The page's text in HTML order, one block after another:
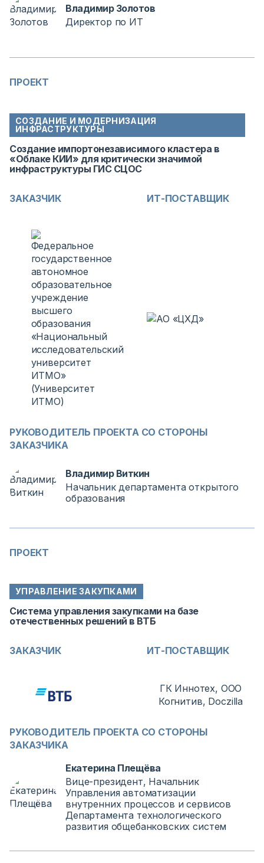
Владимир Золотов
Директор по ИТ
ПРОЕКТ
СОЗДАНИЕ И МОДЕРНИЗАЦИЯ
ИНФРАСТРУКТУРЫ
Создание импортонезависимого кластера в
«Облаке КИИ» для критически значимой
инфраструктуры ГИС СЦОС
ЗАКАЗЧИК ИТ-ПОСТАВЩИК
РУКОВОДИТЕЛЬ ПРОЕКТА СО СТОРОНЫ
ЗАКАЗЧИКА
Владимир Виткин
Начальник департамента открытого
образования
ПРОЕКТ
УПРАВЛЕНИЕ ЗАКУПКАМИ
Система управления закупками на базе
отечественных решений в ВТБ
ЗАКАЗЧИК ИТ-ПОСТАВЩИК
ГК Иннотех, ООО
Когнитив, Doczilla
РУКОВОДИТЕЛЬ ПРОЕКТА СО СТОРОНЫ
ЗАКАЗЧИКА
Екатерина Плещёва
Вице-президент, Начальник
Управления автоматизации
внутренних процессов и сервисов
Департамента технологического
развития общебанковских систем